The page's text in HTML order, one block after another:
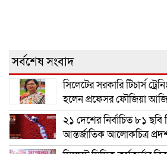
সর্বশেষ সংবাদ
সিলেটের সরকারি টিচার্স
হলেন প্রফেসর ফৌজিয়া
২১ দেশের নির্বাচিত ৮১ ছবি
আন্তর্জাতিক আলোকচিত্র